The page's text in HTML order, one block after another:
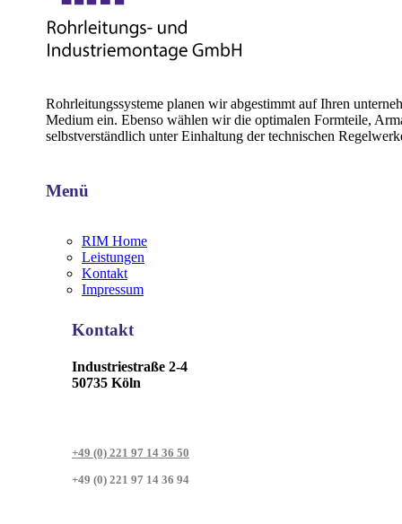
Rohrleitungssysteme planen wir abgestimmt auf Ihren
Medium ein. Ebenso wählen wir die optimalen Formteile,
selbstverständlich unter Einhaltung der technischen
Menü
RIM Home
Leistungen
Kontakt
Impressum
Kontakt
Industriestraße 2-4
50735 Köln
+49 (0) 221 97 14 36 50
+49 (0) 221 97 14 36 94